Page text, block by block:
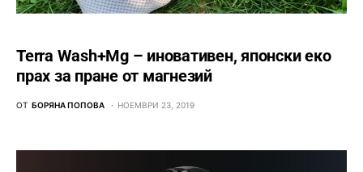
Terra Wash+Mg – иновативен, японски еко
прах за пране от магнезий
ОТ БОРЯНА ПОПОВА НОЕМВРИ 23, 2019